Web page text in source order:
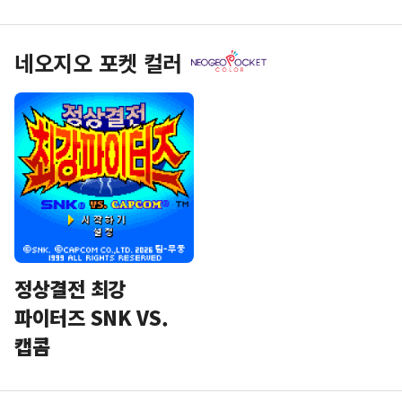
네오지오 포켓 컬러
정상결전 최강
파이터즈 SNK VS.
캡콤